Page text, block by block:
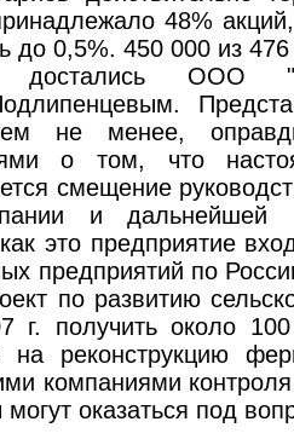
48%
до 0,5%. 450 000 из
достались ООО
не менее,
о том, что
смещение
и дальнейшей
это предприятие
предприятий по
по развитию
г. получить около
на реконструкцию
компаниями
оказаться под